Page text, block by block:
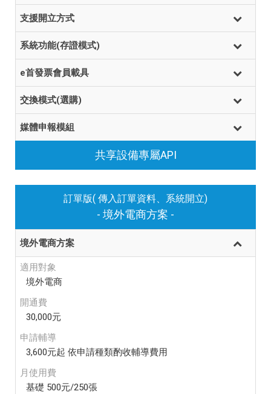
支援開立方式
系統功能(存證模式)
e首發票會員載具
交換模式(選購)
媒體申報模組
共享設備專屬API
訂單版( 傳入訂單資料、系統開立)
- 境外電商方案 -
境外電商方案
適用對象
境外電商
開通費
30,000元
申請輔導
3,600元起 依申請種類酌收輔導費用
月使用費
基礎 500元/250張